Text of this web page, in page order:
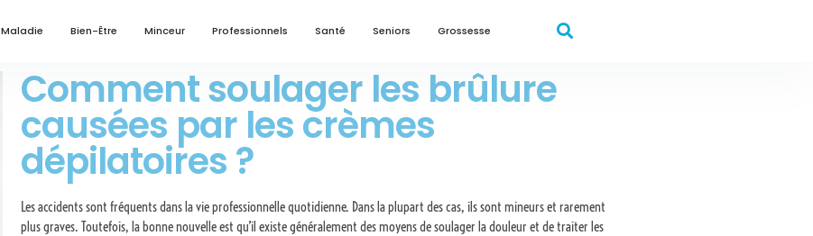
Maladie Bien-Être Minceur Professionnels Santé Seniors Grossesse
Comment soulager les brûlure
causées par les crèmes
dépilatoires ?
Les accidents sont fréquents dans la vie professionnelle quotidienne. Dans la plupart des cas, ils sont mineurs et rarement
plus graves. Toutefois, la bonne nouvelle est qu’il existe généralement des moyens de soulager la douleur et de traiter les